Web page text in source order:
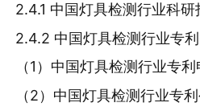
2.4.1 中国灯具检测行业科
2.4.2 中国灯具检测行业专
（1）中国灯具检测行业专
（2）中国灯具检测行业专